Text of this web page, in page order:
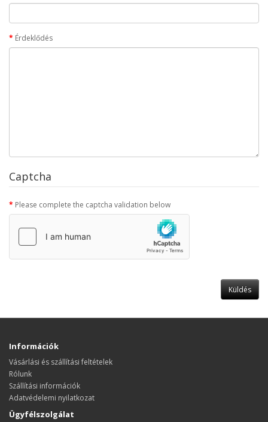
Érdeklődés
Captcha
Please complete the captcha validation below
Információk
Vásárlási és szállítási feltételek
Rólunk
Szállítási információk
Adatvédelemi nyilatkozat
Ügyfélszolgálat